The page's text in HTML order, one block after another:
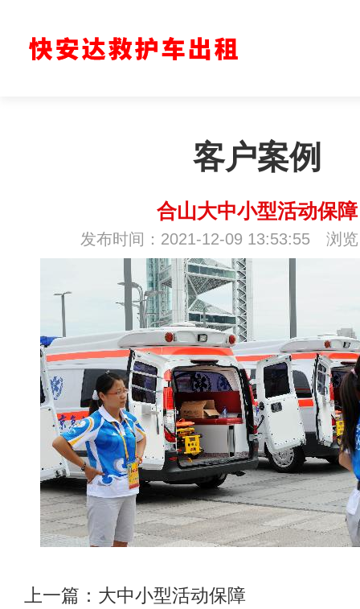
客户案例
合山大中小型活动保障
发布时间：2021-12-09 13:53:55 浏览
上一篇： 大中小型活动保障